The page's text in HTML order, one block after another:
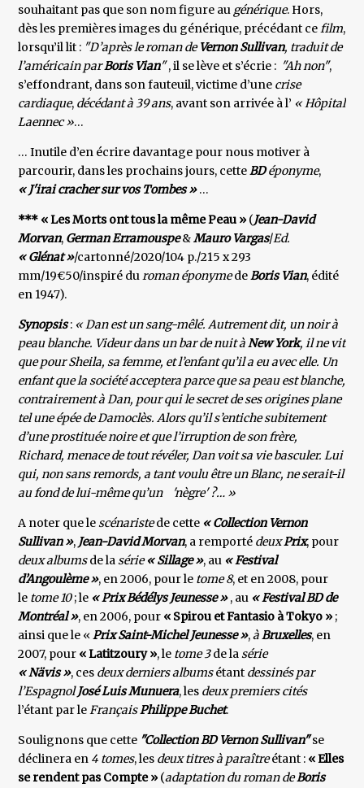
souhaitant pas que son nom figure au générique. Hors,
dès les premières images du générique, précédant cefilm,
lorsqu’il lit : "D’après le roman deVernon Sullivan, traduit de
l’américain parBoris Vian", il se lève et s’écrie : "Ah non",
s’effondrant, dans son fauteuil, victime d’une crise
cardiaque, décédant à 39 ans, avant son arrivée à l’ « Hôpital
Laennec »…
… Inutile d’en écrire davantage pour nous motiver à
parcourir, dans les prochains jours, cetteBDéponyme,
« J'irai cracher sur vos Tombes »…
*** « Les Morts ont tous la même Peau » (Jean-David
Morvan, German Erramouspe&Mauro Vargas/Ed.
« Glénat »/cartonné/2020/104 p./215 x 293
mm/19€50/inspiré duroman éponymedeBoris Vian, édité
en 1947).
Synopsis: « Dan est un sang-mêlé. Autrement dit, un noir à
peau blanche. Videur dans un bar de nuit àNew York, il ne vit
que pour Sheila, sa femme, et l’enfant qu’il a eu avec elle. Un
enfant que la société acceptera parce que sa peau est blanche,
contrairement à Dan, pour qui le secret de ses origines plane
tel une épée de Damoclès. Alors qu’il s’entiche subitement
d’une prostituée noire et que l’irruption de son frère,
Richard, menace de tout révéler, Dan voit sa vie basculer. Lui
qui, non sans remords, a tant voulu être un Blanc, ne serait-il
au fond de lui-même qu’un 'nègre' ?… »
A noter que lescénaristede cette « Collection Vernon
Sullivan », Jean-David Morvan, a remporté deuxPrix, pour
deux albumsde lasérie« Sillage », au « Festival
d’Angoulème », en 2006, pour le tome 8, et en 2008, pour
le tome 10; le « Prix Bédélys Jeunesse », au « Festival BD de
Montréal », en 2006, pour « Spirou et Fantasio à Tokyo » ;
ainsi que le «Prix Saint-Michel Jeunesse »,àBruxelles, en
2007, pour « Latitzoury », le tome 3de lasérie
« Nävis », ces deux derniers albumsétant dessinés par
l’EspagnolJosé Luis Munuera, les deux premiers cités
l’étant par leFrançaisPhilippe Buchet.
Soulignons que cette "Collection BD Vernon Sullivan"se
déclinera en 4 tomes, les deux titres à paraîtreétant : « Elles
se rendent pas Compte » (adaptation du roman deBoris